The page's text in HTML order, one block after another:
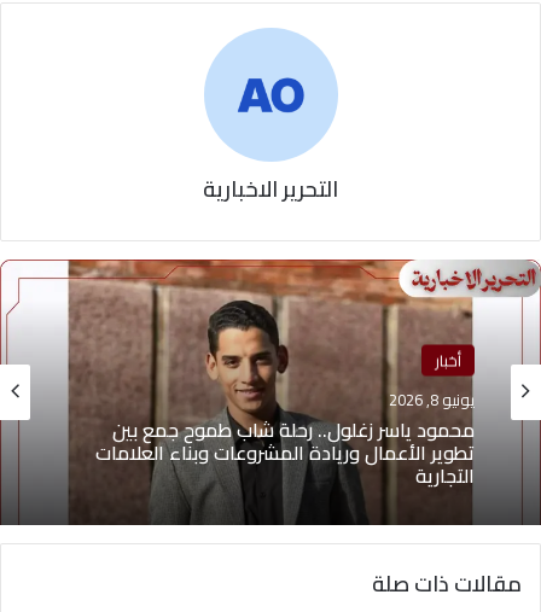
التحرير الاخبارية
أخبار
يونيو 8, 2026
محمود ياسر زغلول.. رحلة شاب طموح جمع بين
تطوير الأعمال وريادة المشروعات وبناء العلامات
التجارية
مقالات ذات صلة